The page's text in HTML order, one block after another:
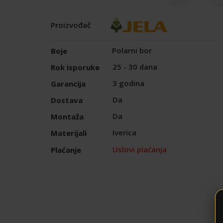
Proizvođač
Boje
Polarni bor
Rok isporuke
25 - 30 dana
Garancija
3 godina
Dostava
Da
Montaža
Da
Materijali
Iverica
Plaćanje
Uslovi plaćanja